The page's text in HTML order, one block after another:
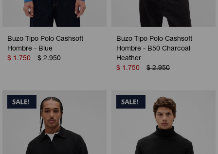
Buzo Tipo Polo Cashsoft
Hombre - Blue
$ 1.750 $ 2.950
Buzo Tipo Polo Cashsoft
Hombre - B50 Charcoal
Heather
$ 1.750 $ 2.950